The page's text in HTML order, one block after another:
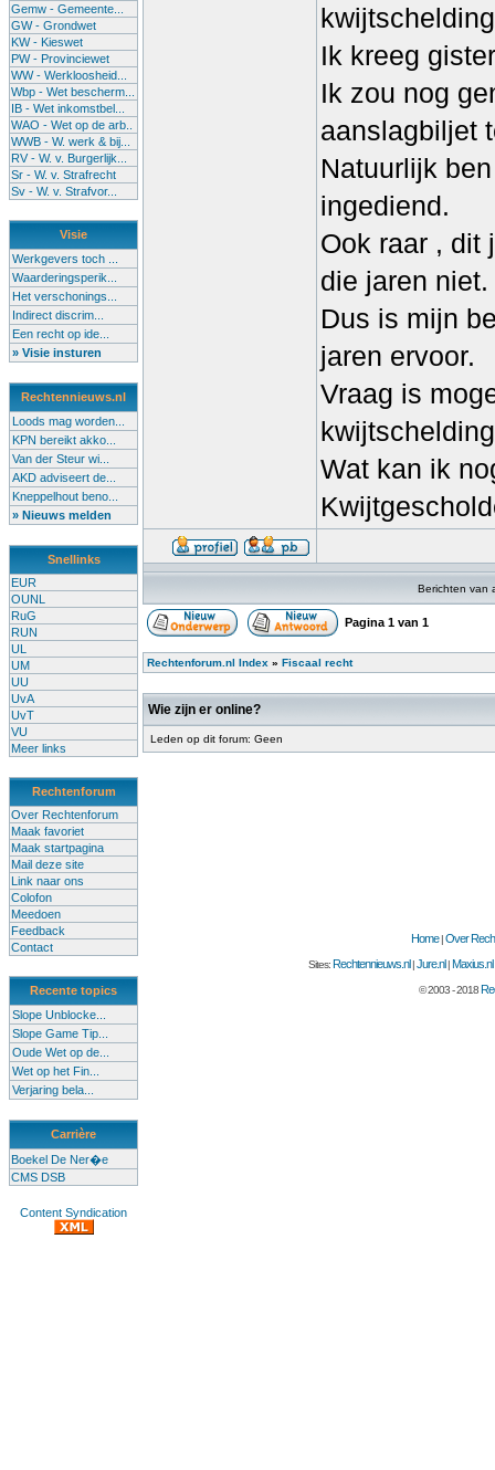
Gemw - Gemeente...
GW - Grondwet
KW - Kieswet
PW - Provinciewet
WW - Werkloosheid...
Wbp - Wet bescherm...
IB - Wet inkomstbel...
WAO - Wet op de arb..
WWB - W. werk & bij...
RV - W. v. Burgerlijk...
Sr - W. v. Strafrecht
Sv - W. v. Strafvor...
Visie
Werkgevers toch ...
Waarderingsperik...
Het verschonings...
Indirect discrim...
Een recht op ide...
» Visie insturen
Rechtennieuws.nl
Loods mag worden...
KPN bereikt akko...
Van der Steur wi...
AKD adviseert de...
Kneppelhout beno...
» Nieuws melden
Snellinks
EUR
OUNL
RuG
RUN
UL
UM
UU
UvA
UvT
VU
Meer links
Rechtenforum
Over Rechtenforum
Maak favoriet
Maak startpagina
Mail deze site
Link naar ons
Colofon
Meedoen
Feedback
Contact
Recente topics
Slope Unblocke...
Slope Game Tip...
Oude Wet op de...
Wet op het Fin...
Verjaring bela...
Carrière
Boekel De Ner�e
CMS DSB
Content Syndication
Ik kreeg
Ik zou nog
aanslagbiljet
Natuurlijk
ingediend.
Ook raar , dit
die jaren niet.
Dus is mijn
jaren ervoor.
Vraag is
Wat kan ik
Berichten van
Pagina 1 van 1
Rechtenforum.nl Index » Fiscaal recht
Wie zijn er online?
Leden op dit forum: Geen
Home|Over
Sites:Rechtennieuws.nl |Jure.nl |Maxius.nl
© 2003 - 2018